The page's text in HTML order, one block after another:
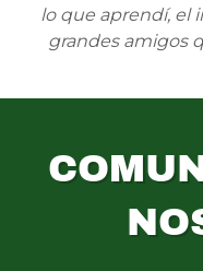
lo que aprendí, el
grandes amigos